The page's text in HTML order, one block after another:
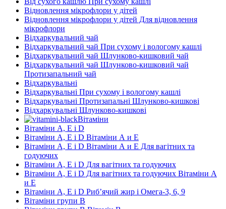
Відновлення мікрофлори у дітей
Відновлення мікрофлори у дітей Для відновлення
мікрофлори
Відхаркувальний чай
Відхаркувальний чай При сухому і вологому кашлі
Відхаркувальний чай Шлунково-кишковий чай
Відхаркувальний чай Шлунково-кишковий чай
Протизапальний чай
Відхаркувальні
Відхаркувальні При сухому і вологому кашлі
Відхаркувальні Протизапальні Шлунково-кишкові
Відхаркувальні Шлунково-кишкові
Вітаміни
Вітаміни А, Е і D
Вітаміни А, Е і D Вітаміни А и E
Вітаміни А, Е і D Вітаміни А и E Для вагітних та
годуючих
Вітаміни А, Е і D Для вагітних та годуючих
Вітаміни А, Е і D Для вагітних та годуючих Вітаміни А
и E
Вітаміни А, Е і D Риб’ячий жир і Омега-3, 6, 9
Вітаміни групи В